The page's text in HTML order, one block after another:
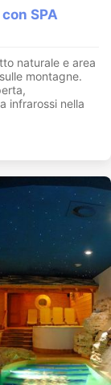
SPA
naturale e area
montagne.
infrarossi nella